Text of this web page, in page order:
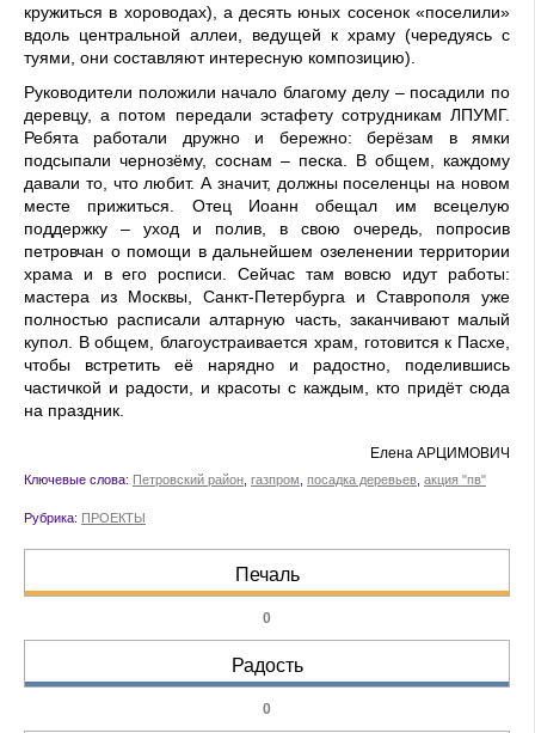
кружиться в хороводах), а десять юных сосенок «поселили»
вдоль центральной аллеи, ведущей к храму (чередуясь с
туями, они составляют интересную композицию).
Руководители положили начало благому делу – посадили по
деревцу, а потом передали эстафету сотрудникам ЛПУМГ.
Ребята работали дружно и бережно: берёзам в ямки
подсыпали чернозёму, соснам – песка. В общем, каждому
давали то, что любит. А значит, должны поселенцы на новом
месте прижиться. Отец Иоанн обещал им всецелую
поддержку – уход и полив, в свою очередь, попросив
петровчан о помощи в дальнейшем озеленении территории
храма и в его росписи. Сейчас там вовсю идут работы:
мастера из Москвы, Санкт-Петербурга и Ставрополя уже
полностью расписали алтарную часть, заканчивают малый
купол. В общем, благоустраивается храм, готовится к Пасхе,
чтобы встретить её нарядно и радостно, поделившись
частичкой и радости, и красоты с каждым, кто придёт сюда
на праздник.
Елена АРЦИМОВИЧ
Ключевые слова: Петровский район газпром посадка деревьев акция "пв"
Рубрика: ПРОЕКТЫ
Печаль
0
Радость
0